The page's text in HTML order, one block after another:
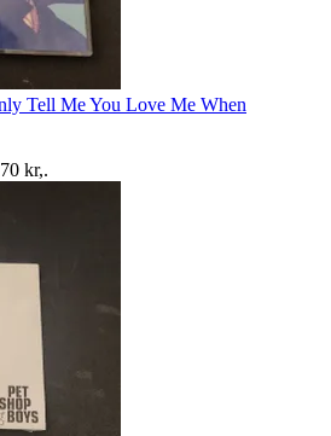
Tell Me You Love Me When
70 kr,.